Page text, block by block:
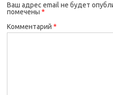
Ваш адрес email не будет
помечены *
Комментарий *